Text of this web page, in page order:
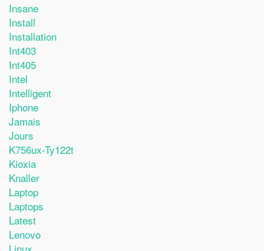
Insane
Install
Installation
Int403
Int405
Intel
Intelligent
Iphone
Jamais
Jours
K756ux-Ty122t
Kioxia
Knaller
Laptop
Laptops
Latest
Lenovo